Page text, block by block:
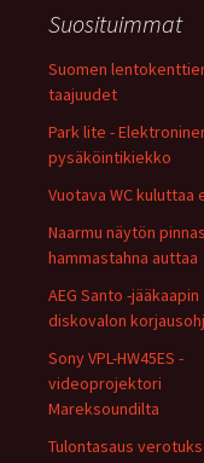
Suosituimmat
Suomen
taajuudet
Park lite -
pysäköintikiekko
Vuotava WC kuluttaa
Naarmu näytön
hammastahna auttaa
AEG Santo -jääkaapin
diskovalon
Sony VPL-HW45ES -
videoprojektori
Mareksoundilta
Tulontasaus